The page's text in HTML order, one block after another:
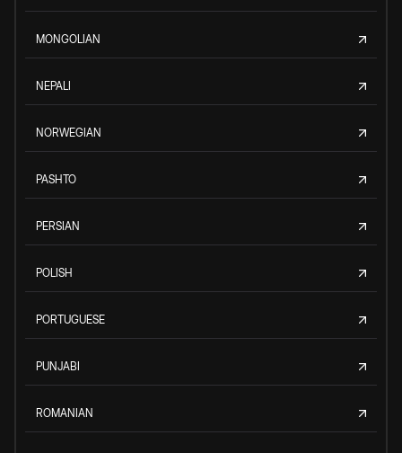
MONGOLIAN
NEPALI
NORWEGIAN
PASHTO
PERSIAN
POLISH
PORTUGUESE
PUNJABI
ROMANIAN